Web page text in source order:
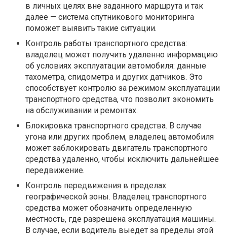
в личных целях вне заданного маршрута и так
далее — система спутникового мониторинга
поможет выявить такие ситуации.
Контроль работы транспортного средства:
владелец может получить удаленно информацию
об условиях эксплуатации автомобиля: данные
тахометра, спидометра и других датчиков. Это
способствует контролю за режимом эксплуатации
транспортного средства, что позволит экономить
на обслуживании и ремонтах.
Блокировка транспортного средства. В случае
угона или других проблем, владелец автомобиля
может заблокировать двигатель транспортного
средства удаленно, чтобы исключить дальнейшее
передвижение.
Контроль передвижения в пределах
географической зоны. Владелец транспортного
средства может обозначить определенную
местность, где разрешена эксплуатация машины.
В случае, если водитель выедет за пределы этой